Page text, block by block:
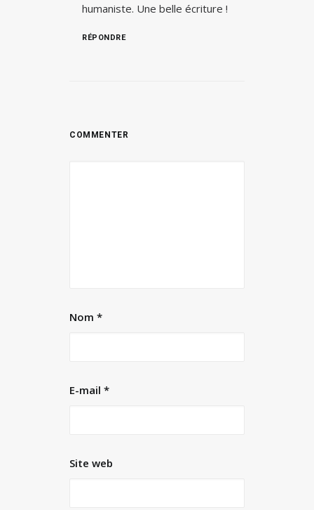
humaniste. Une belle écriture !
RÉPONDRE
Nom *
E-mail *
Site web